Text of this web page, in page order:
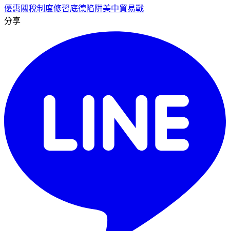
優惠關稅制度修習底德陷阱美中貿易戰
分享